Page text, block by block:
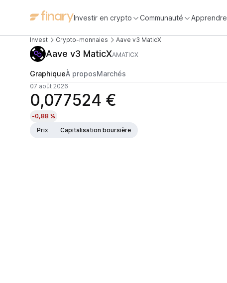
Investir en crypto Communauté Apprendre
Invest Crypto-monnaies Aave v3 MaticX
Aave v3 MaticXAMATICX
GraphiqueÀ proposMarchés
07 août 2026
0,077524 €
-0,88 %
Prix
Capitalisation boursière